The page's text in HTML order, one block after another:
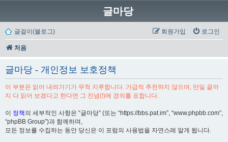
글마당
글걸이(블로그) 로그인
회원가입
처음
글마당 - 개인정보 보호정책
이 부분은 읽어 내려가기가 무척 지루합니다. 가급적 추천하지 않으며, 만일 끝까
지 다 읽어 보겠다고 한다면 그 진념(!)에 경의를 표합니다.
이 정책의 세부적인 사항은 “글마당” (또는 “https://bbs.pat.im”, “www.phpbb.com”,
“phpBB Group”)과 함께하며,
모든 정보를 수집하는 동안 당신은 이 포럼의 사용법을 자연스레 알게 됩니다.